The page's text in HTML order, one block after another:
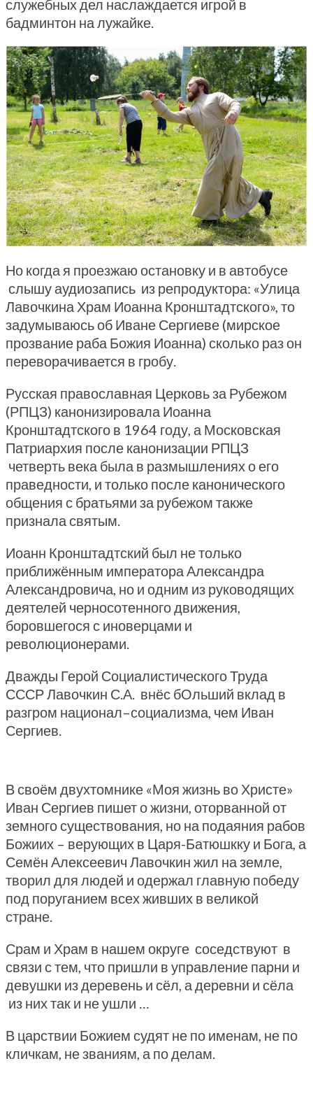
служебных дел наслаждается игрой в
бадминтон на лужайке.
Но когда я проезжаю остановку и в автобусе
слышу аудиозапись из репродуктора: «Улица
Лавочкина Храм Иоанна Кронштадтского», то
задумываюсь об Иване Сергиеве (мирское
прозвание раба Божия Иоанна) сколько раз он
переворачивается в гробу.
Русская православная Церковь за Рубежом
(РПЦЗ) канонизировала Иоанна
Кронштадтского в 1964 году, а Московская
Патриархия после канонизации РПЦЗ
четверть века была в размышлениях о его
праведности, и только после канонического
общения с братьями за рубежом также
признала святым.
Иоанн Кронштадтский был не только
приближённым императора Александра
Александровича, но и одним из руководящих
деятелей черносотенного движения,
боровшегося с иноверцами и
революционерами.
Дважды Герой Социалистического Труда
СССР Лавочкин С.А. внёс бОльший вклад в
разгром национал–социализма, чем Иван
Сергиев.
В своём двухтомнике «Моя жизнь во Христе»
Иван Сергиев пишет о жизни, оторванной от
земного существования, но на подаяния рабов
Божиих – верующих в Царя-Батюшкку и Бога, а
Семён Алексеевич Лавочкин жил на земле,
творил для людей и одержал главную победу
под поруганием всех живших в великой
стране.
Срам и Храм в нашем округе соседствуют в
связи с тем, что пришли в управление парни и
девушки из деревень и сёл, а деревни и сёла
из них так и не ушли …
В царствии Божием судят не по именам, не по
кличкам, не званиям, а по делам.